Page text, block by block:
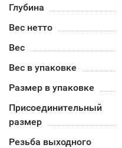
Глубина
Вес нетто
Вес
Вес в упаковке
Размер в упаковке
Присоединительный
размер
Резьба выходного